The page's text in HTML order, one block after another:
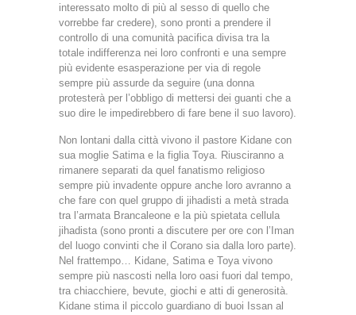
interessato molto di più al sesso di quello che
vorrebbe far credere), sono pronti a prendere il
controllo di una comunità pacifica divisa tra la
totale indifferenza nei loro confronti e una sempre
più evidente esasperazione per via di regole
sempre più assurde da seguire (una donna
protesterà per l’obbligo di mettersi dei guanti che a
suo dire le impedirebbero di fare bene il suo lavoro).
Non lontani dalla città vivono il pastore Kidane con
sua moglie Satima e la figlia Toya. Riusciranno a
rimanere separati da quel fanatismo religioso
sempre più invadente oppure anche loro avranno a
che fare con quel gruppo di jihadisti a metà strada
tra l’armata Brancaleone e la più spietata cellula
jihadista (sono pronti a discutere per ore con l’Iman
del luogo convinti che il Corano sia dalla loro parte).
Nel frattempo… Kidane, Satima e Toya vivono
sempre più nascosti nella loro oasi fuori dal tempo,
tra chiacchiere, bevute, giochi e atti di generosità.
Kidane stima il piccolo guardiano di buoi Issan al